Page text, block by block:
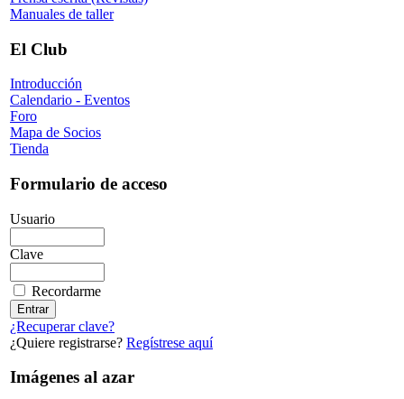
Manuales de taller
El Club
Introducción
Calendario - Eventos
Foro
Mapa de Socios
Tienda
Formulario de acceso
Usuario
Clave
Recordarme
¿Recuperar clave?
¿Quiere registrarse? Regístrese aquí
Imágenes al azar